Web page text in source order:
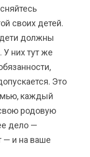
своих детей.
должны
У них тут же
Это
каждый
родовую
дело —
— и на ваше